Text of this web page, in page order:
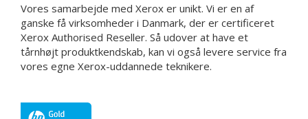
Vores samarbejde med Xerox er unikt. Vi er en af
ganske få virksomheder i Danmark, der er certificeret
Xerox Authorised Reseller. Så udover at have et
tårnhøjt produktkendskab, kan vi også levere service fra
vores egne Xerox-uddannede teknikere.